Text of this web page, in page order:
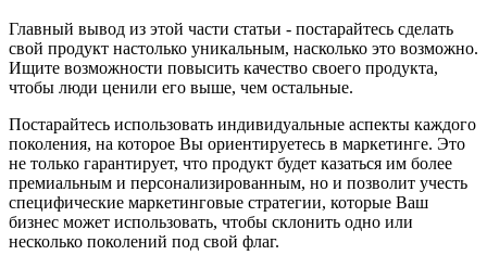
Главный вывод из этой части статьи - постарайтесь сделать
свой продукт настолько уникальным, насколько это возможно.
Ищите возможности повысить качество своего продукта,
чтобы люди ценили его выше, чем остальные.
Постарайтесь использовать индивидуальные аспекты каждого
поколения, на которое Вы ориентируетесь в маркетинге. Это
не только гарантирует, что продукт будет казаться им более
премиальным и персонализированным, но и позволит учесть
специфические маркетинговые стратегии, которые Ваш
бизнес может использовать, чтобы склонить одно или
несколько поколений под свой флаг.